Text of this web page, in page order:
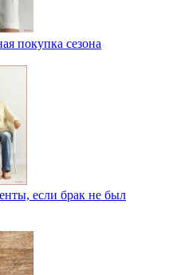
покупка сезона
если брак не был